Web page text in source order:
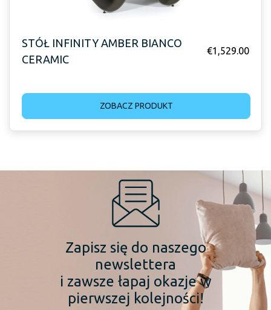
STÓŁ INFINITY AMBER BIANCO
CERAMIC
€1,529.00
ZOBACZ PRODUKT
Zapisz się do naszego
newslettera
i zawsze łapaj okazje w
pierwszej kolejności!